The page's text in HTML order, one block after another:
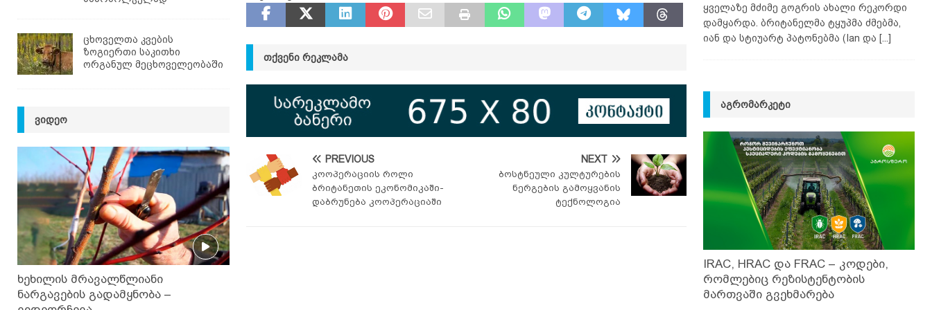
ᲗᲥᲕᲔᲜᲘ ᲠᲔᲙᲚᲐᲛᲐ
PREVIOUS
კოოპერაციის როლი
ბრიტანეთის ეკონომიკაში-
დაბრუნება კოოპერაციაში
NEXT
ბოსტნეული კულტურების
ნერგების გამოყვანის
ტექნოლოგია
ცხოველთა კვების
ზოგიერთი საკითხი
ორგანულ მეცხოველეობაში
ᲕᲘᲓᲔᲝ
ხეხილის მრავალწლიანი
ნარგავების გადამყნობა –
ყველაზე მძიმე გოგრის ახალი რეკორდი
დამყარდა. ბრიტანელმა ტყუპმა ძმებმა,
იან და სტიუარტ პატონებმა (Ian და [...]
ᲐᲒᲠᲝᲛᲐᲠᲙᲔᲢᲘ
IRAC, HRAC და FRAC – კოდები,
რომლებიც რეზისტენტობის
მართვაში გვეხმარება